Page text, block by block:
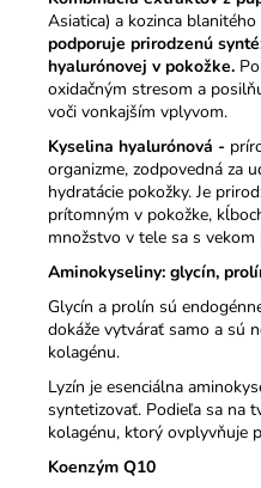
Asiatica) a kozinca
podporuje prirodzenú
hyalurónovej v pokožke.
oxidačným stresom a
voči vonkajším vplyvom.
Kyselina hyalurónová -
organizme, zodpovedná za
hydratácie pokožky. Je
prítomným v pokožke,
množstvo v tele sa s vekom
Aminokyseliny: glycín,
Glycín a prolín sú
dokáže vytvárať samo a sú
kolagénu.
Lyzín je esenciálna
syntetizovať. Podieľa sa na
kolagénu, ktorý ovplyvňuje
Koenzým Q10